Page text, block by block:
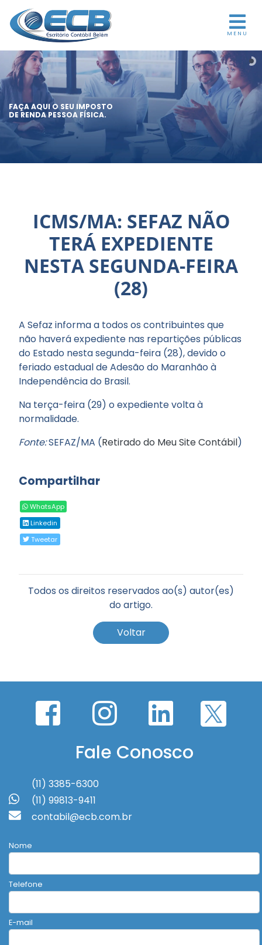
MENU
FAÇA AQUI O SEU IMPOSTO
DE RENDA PESSOA FÍSICA.
ICMS/MA: SEFAZ NÃO
TERÁ EXPEDIENTE
NESTA SEGUNDA-FEIRA
(28)
A Sefaz informa a todos os contribuintes que
não haverá expediente nas repartições públicas
do Estado nesta segunda-feira (28), devido o
feriado estadual de Adesão do Maranhão à
Independência do Brasil.
Na terça-feira (29) o expediente volta à
normalidade.
Fonte:SEFAZ/MA (Retirado do Meu Site Contábil)
Compartilhar
WhatsApp
Linkedin
Tweetar
Todos os direitos reservados ao(s) autor(es)
do artigo.
Voltar
Fale Conosco
(11) 3385-6300
(11) 99813-9411
contabil@ecb.com.br
Nome
Telefone
E-mail